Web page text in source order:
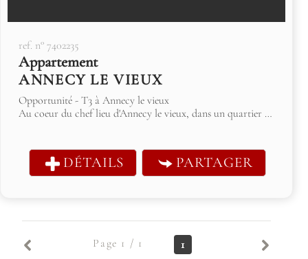
ref. n° 7402235
Appartement
ANNECY LE VIEUX
Opportunité - T3 à Annecy le vieux
Au coeur du chef lieu d'Annecy le vieux, dans un quartier résidentiel privilégié, cet appartement de 68 m2 environ, bénéficie d'un calme...
DÉTAILS PARTAGER
Page 1 / 1 1